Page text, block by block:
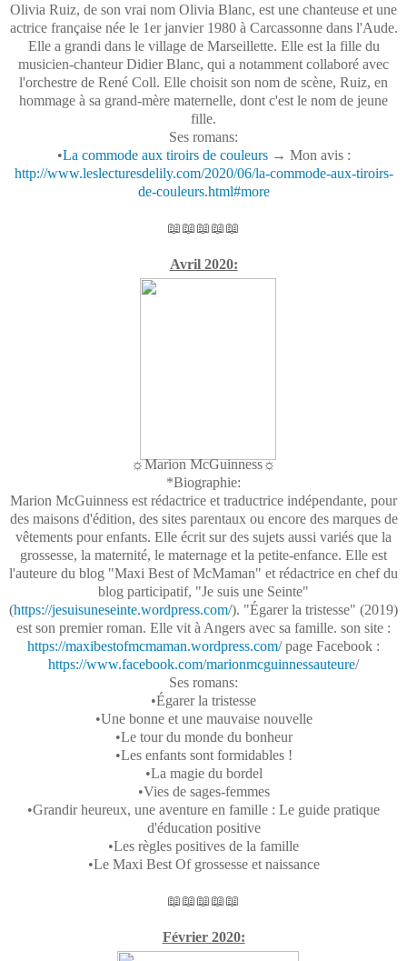
Olivia Ruiz, de son vrai nom Olivia Blanc, est une chanteuse et une
actrice française née le 1er janvier 1980 à Carcassonne dans l'Aude.
Elle a grandi dans le village de Marseillette. Elle est la fille du
musicien-chanteur Didier Blanc, qui a notamment collaboré avec
l'orchestre de René Coll. Elle choisit son nom de scène, Ruiz, en
hommage à sa grand-mère maternelle, dont c'est le nom de jeune
fille.
Ses romans:
•La commode aux tiroirs de couleurs→ Mon avis :
http://www.leslecturesdelily.com/2020/06/la-commode-aux-tiroirs-
de-couleurs.html#more
📖📖📖📖📖
Avril 2020:
☼Marion McGuinness☼
*Biographie:
Marion McGuinness est rédactrice et traductrice indépendante, pour
des maisons d'édition, des sites parentaux ou encore des marques de
vêtements pour enfants. Elle écrit sur des sujets aussi variés que la
grossesse, la maternité, le maternage et la petite-enfance. Elle est
l'auteure du blog "Maxi Best of McMaman" et rédactrice en chef du
blog participatif, "Je suis une Seinte"
(https://jesuisuneseinte.wordpress.com/). "Égarer la tristesse" (2019)
est son premier roman. Elle vit à Angers avec sa famille. son site :
https://maxibestofmcmaman.wordpress.com/page Facebook :
https://www.facebook.com/marionmcguinnessauteure/
Ses romans:
•Égarer la tristesse
•Une bonne et une mauvaise nouvelle
•Le tour du monde du bonheur
•Les enfants sont formidables !
•La magie du bordel
•Vies de sages-femmes
•Grandir heureux, une aventure en famille : Le guide pratique
d'éducation positive
•Les règles positives de la famille
•Le Maxi Best Of grossesse et naissance
📖📖📖📖📖
Février 2020: